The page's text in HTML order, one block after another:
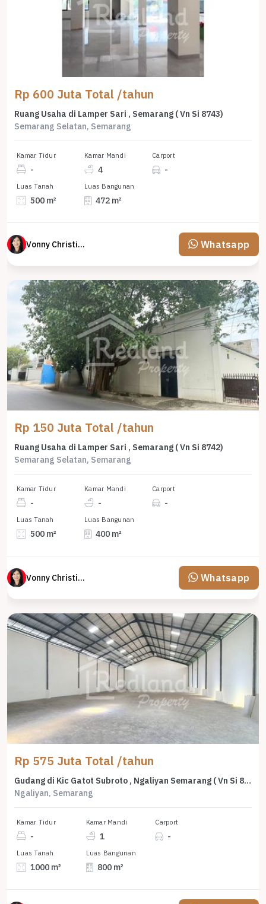
Rp 600 Juta Total /tahun
Ruang Usaha di Lamper Sari , Semarang ( Vn Si 8743)
Semarang Selatan, Semarang
Kamar Tidur
-
Kamar Mandi
4
Carport
-
Luas Tanah
500 m²
Luas Bangunan
472 m²
Vonny Christina Whatsapp
Rp 150 Juta Total /tahun
Ruang Usaha di Lamper Sari , Semarang ( Vn Si 8742)
Semarang Selatan, Semarang
Kamar Tidur
-
Kamar Mandi
-
Carport
-
Luas Tanah
500 m²
Luas Bangunan
400 m²
Vonny Christina Whatsapp
Rp 575 Juta Total /tahun
Gudang di Kic Gatot Subroto , Ngaliyan Semarang ( Vn Si 8741 )
Ngaliyan, Semarang
Kamar Tidur
-
Kamar Mandi
1
Carport
-
Luas Tanah
1000 m²
Luas Bangunan
800 m²